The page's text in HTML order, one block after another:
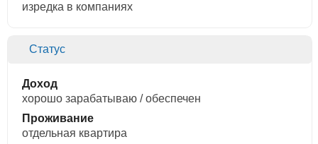
изредка в компаниях
Статус
Доход
хорошо зарабатываю / обеспечен
Проживание
отдельная квартира